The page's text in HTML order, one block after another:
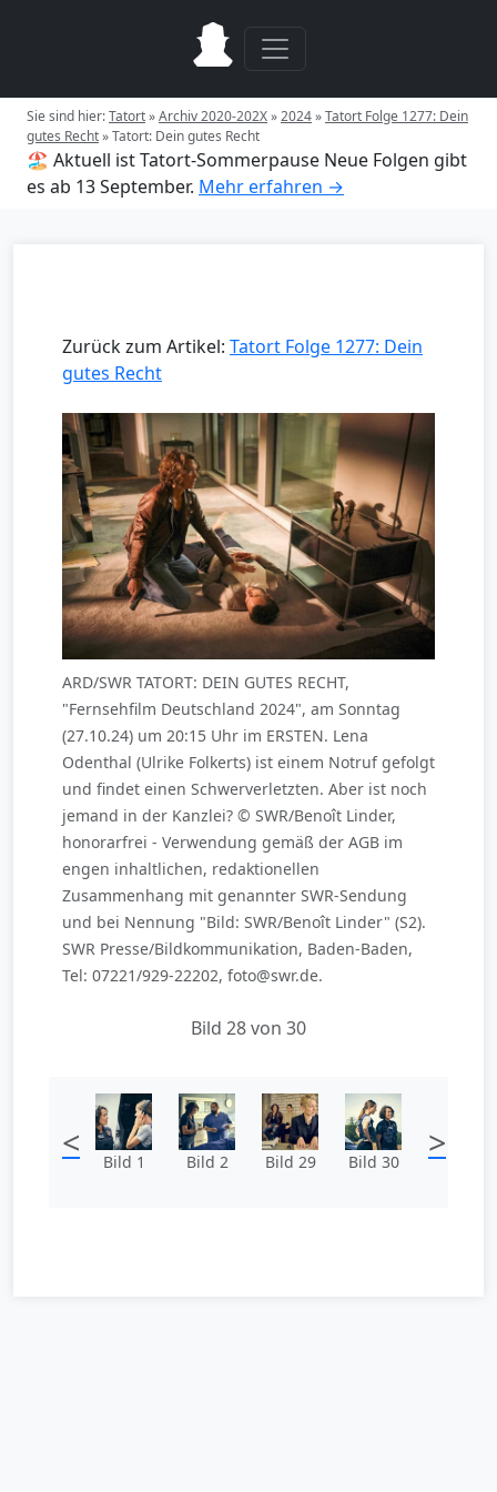
Sie sind hier:Tatort»Archiv 2020-202X»2024»Tatort Folge 1277: Dein
gutes Recht»Tatort: Dein gutes Recht
🏖️ Aktuell ist Tatort-Sommerpause Neue Folgen gibt
es ab 13 September. Mehr erfahren →
Zurück zum Artikel: Tatort Folge 1277: Dein
gutes Recht
ARD/SWR TATORT: DEIN GUTES RECHT,
"Fernsehfilm Deutschland 2024", am Sonntag
(27.10.24) um 20:15 Uhr im ERSTEN. Lena
Odenthal (Ulrike Folkerts) ist einem Notruf gefolgt
und findet einen Schwerverletzten. Aber ist noch
jemand in der Kanzlei? © SWR/Benoît Linder,
honorarfrei - Verwendung gemäß der AGB im
engen inhaltlichen, redaktionellen
Zusammenhang mit genannter SWR-Sendung
und bei Nennung "Bild: SWR/Benoît Linder" (S2).
SWR Presse/Bildkommunikation, Baden-Baden,
Tel: 07221/929-22202, foto@swr.de.
Bild 28 von 30
< Bild 1 Bild 2 Bild 29 Bild 30 >